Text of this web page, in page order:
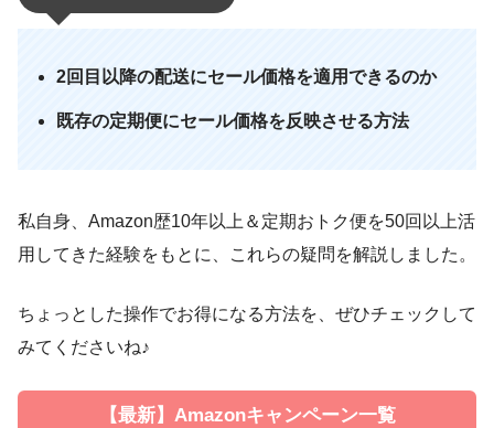
2回目以降の配送にセール価格を適用できるのか
既存の定期便にセール価格を反映させる方法
私自身、Amazon歴10年以上＆定期おトク便を50回以上活
用してきた経験をもとに、これらの疑問を解説しました。
ちょっとした操作でお得になる方法を、ぜひチェックして
みてくださいね♪
【最新】Amazonキャンペーン一覧